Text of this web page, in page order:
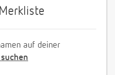
auf deiner